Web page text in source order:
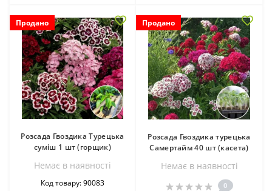
Продано
Розсада Гвоздика Турецька
суміш 1 шт (горщик)
Немає в наявностi
Код товару: 90083
Продано
Розсада Гвоздика турецька
Самертайм 40 шт (касета)
Немає в наявностi
0